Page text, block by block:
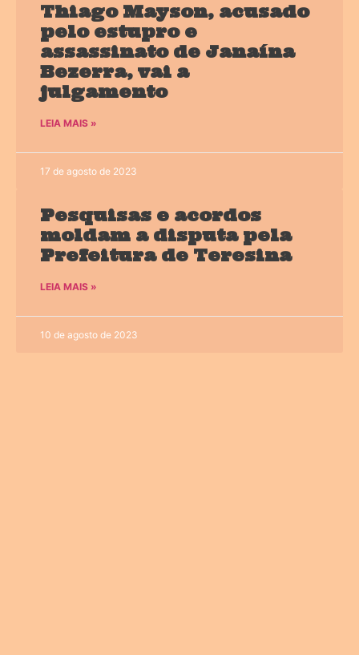
Thiago Mayson, acusado
pelo estupro e
assassinato de Janaína
Bezerra, vai a
julgamento
LEIA MAIS »
17 de agosto de 2023
Pesquisas e acordos
moldam a disputa pela
Prefeitura de Teresina
LEIA MAIS »
10 de agosto de 2023